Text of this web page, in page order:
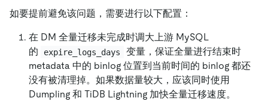
如要提前避免该问题，需要进行以下配置：
在 DM 全量迁移未完成时调大上游 MySQL
的
expire_logs_days
变量，保证全量进行结束时
metadata 中的 binlog 位置到当前时间的 binlog 都还
没有被清理掉。如果数据量较大，应该同时使用
Dumpling 和 TiDB Lightning 加快全量迁移速度。